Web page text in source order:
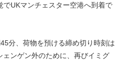
UKマンチェスター空港へ到着で
分、荷物を預ける締め切り時刻は
ンゲン外のために、再びイミグ